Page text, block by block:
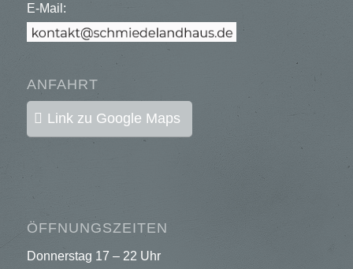
E-Mail:
ANFAHRT
Link zu Google Maps
ÖFFNUNGSZEITEN
Donnerstag 17 – 22 Uhr